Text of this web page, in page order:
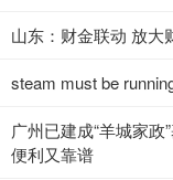
山东：财金联动 放大
steam must be
广州已建成“羊城家
便利又靠谱